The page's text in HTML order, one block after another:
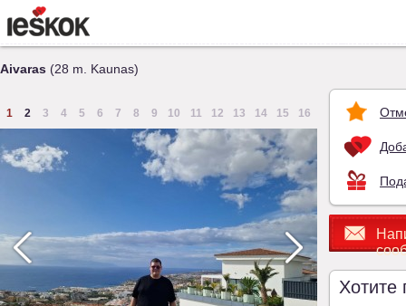
Aivaras (28 m. Kaunas)
1 2 3 4 5 6 7 8 9 10 11 12 13 14 15 16
Хотите